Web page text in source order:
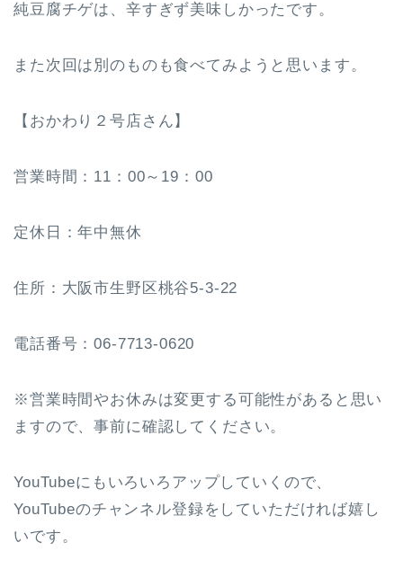
純豆腐チゲは、辛すぎず美味しかったです。
また次回は別のものも食べてみようと思います。
【おかわり２号店さん】
営業時間：11：00～19：00
定休日：年中無休
住所：大阪市生野区桃谷5-3-22
電話番号：06-7713-0620
※営業時間やお休みは変更する可能性があると思い
ますので、事前に確認してください。
YouTubeにもいろいろアップしていくので、
YouTubeのチャンネル登録をしていただければ嬉し
いです。